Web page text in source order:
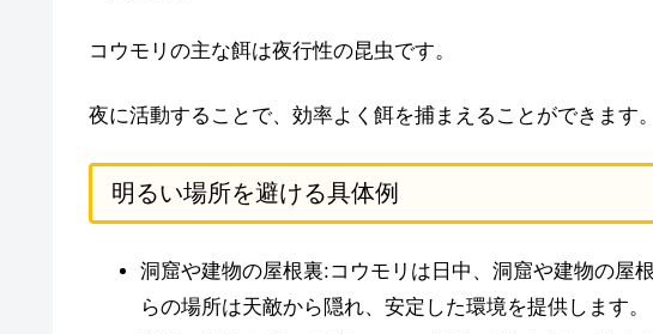
コウモリの主な餌は夜行性の昆虫です。
夜に活動することで、効率よく餌を捕まえることができます。
明るい場所を避ける具体例
洞窟や建物の屋根裏:コウモリは日中、洞窟や建物の屋
らの場所は天敵から隠れ、安定した環境を提供します。